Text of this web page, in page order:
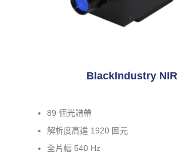
BlackIndustry NIR
89 個光譜帶
解析度高達 1920 圖元
全片幅 540 Hz